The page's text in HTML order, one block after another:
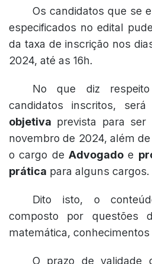
Os candidatos que se
especificados no edital
da taxa de inscrição nos
2024, até as 16h.
No que diz
candidatos inscritos,
objetiva prevista para ser
novembro de 2024, além de
o cargo de Advogado e
prática para alguns cargos.
Dito isto, o
composto por questões
matemática,
O prazo de validade